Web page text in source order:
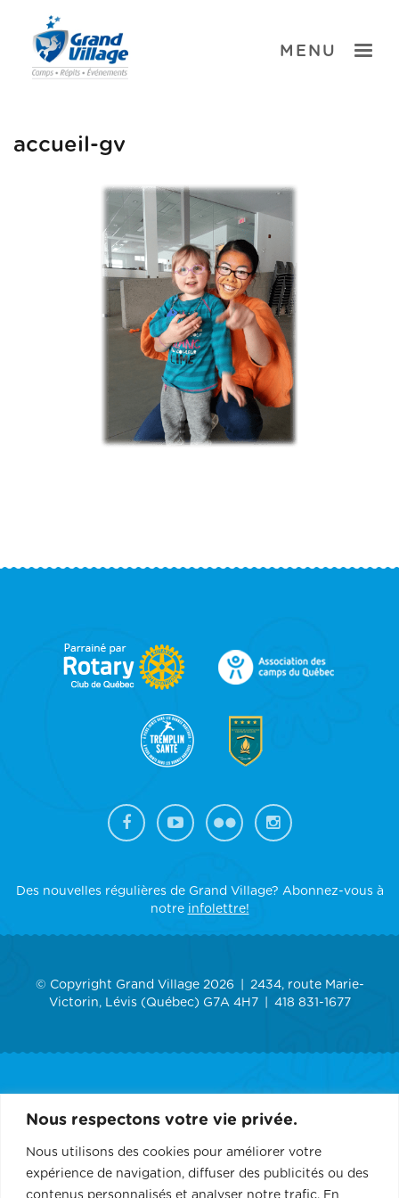
Nous respectons votre vie privée.
Nous utilisons des cookies pour améliorer votre
expérience de navigation, diffuser des publicités ou des
contenus personnalisés et analyser notre trafic. En
content
TOGGLE
MENU
accueil-gv
FOOTER
SIDEBAR
Des nouvelles régulières de Grand Village? Abonnez-vous à
notre infolettre!
© Copyright Grand Village 2026
2434, route Marie-
Victorin, Lévis (Québec) G7A 4H7
418 831-1677
GRAND VILLAGE
SERVICES